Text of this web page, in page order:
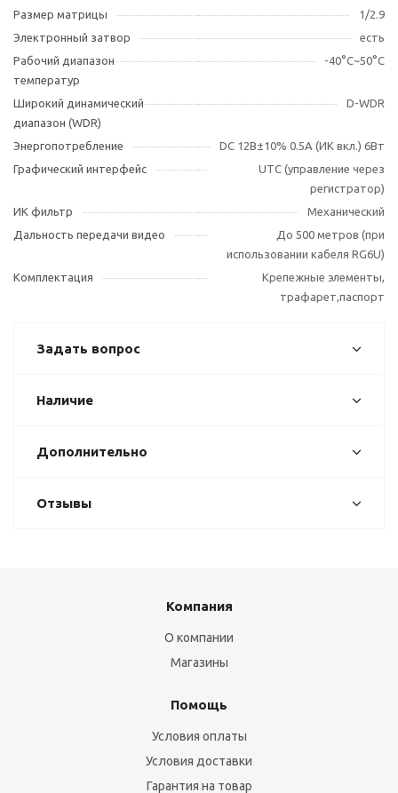
Размер матрицы
1/2.9
Электронный затвор
есть
Рабочий диапазон
температур
-40°С~50°С
Широкий динамический
диапазон (WDR)
D-WDR
Энергопотребление
DC 12В±10% 0.5А (ИК вкл.) 6Вт
Графический интерфейс
UTC (управление через
регистратор)
ИК фильтр
Механический
Дальность передачи видео
До 500 метров (при
использовании кабеля RG6U)
Комплектация
Крепежные элементы,
трафарет,паспорт
Задать вопрос
Наличие
Дополнительно
Отзывы
Компания
О компании
Магазины
Помощь
Условия оплаты
Условия доставки
Гарантия на товар